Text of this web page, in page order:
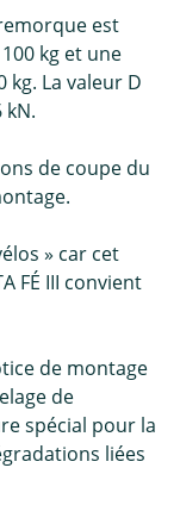
est
kg et une
La valeur D
kN.
de coupe du
» car cet
FÉ III convient
de montage
de
spécial pour la
liées